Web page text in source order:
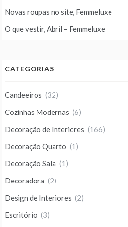
Novas roupas no site, Femmeluxe
O que vestir, Abril – Femmeluxe
CATEGORIAS
Candeeiros (32)
Cozinhas Modernas (6)
Decoração de Interiores (166)
Decoração Quarto (1)
Decoração Sala (1)
Decoradora (2)
Design de Interiores (2)
Escritório (3)